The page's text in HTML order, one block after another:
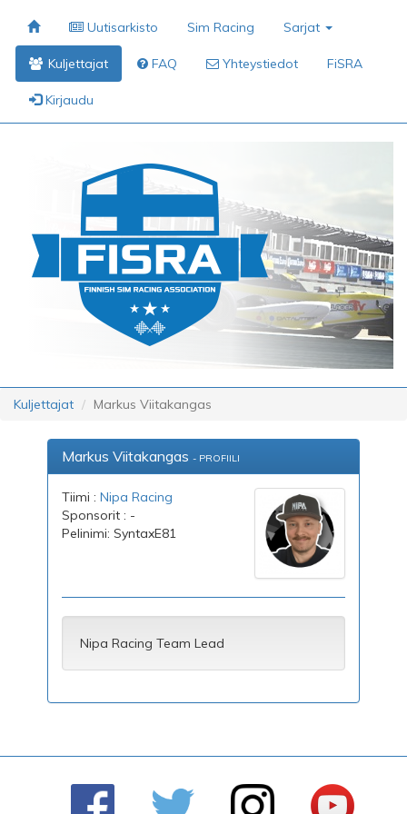
Uutisarkisto Sim Racing Sarjat
Kuljettajat FAQ Yhteystiedot FiSRA
Kirjaudu
Kuljettajat Markus Viitakangas
Markus Viitakangas - PROFIILI
Tiimi :Nipa Racing
Sponsorit : -
Pelinimi: SyntaxE81
Nipa Racing Team Lead